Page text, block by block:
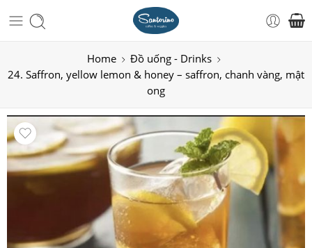
Home
Đồ uống - Drinks
24. Saffron, yellow lemon & honey – saffron, chanh vàng, mật
ong